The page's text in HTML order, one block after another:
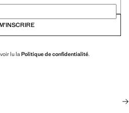
M’INSCRIRE
lu la Politique de confidentialité.